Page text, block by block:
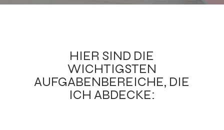
HIER SIND DIE
WICHTIGSTEN
AUFGABENBEREICHE, DIE
ICH ABDECKE: